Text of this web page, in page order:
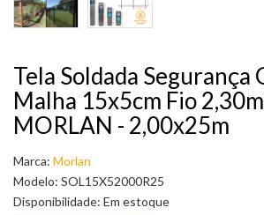
Tela Soldada Segurança
Malha 15x5cm Fio
MORLAN - 2,00x25m
Marca: Morlan
Modelo: SOL15X52000R25
Disponibilidade: Em estoque